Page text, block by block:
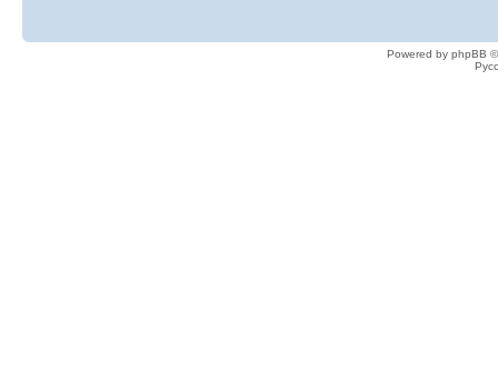
Powered by phpBB